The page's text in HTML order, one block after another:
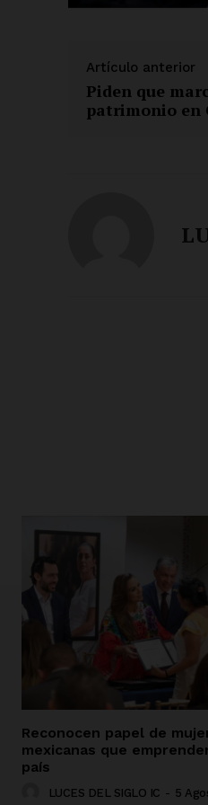
Artículo anterior
Piden que
patrimonio en
Reconocen papel de
mexicanas que
país
LUCES DEL SIGLO IC - 5